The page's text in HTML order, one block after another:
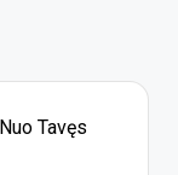
Tavęs